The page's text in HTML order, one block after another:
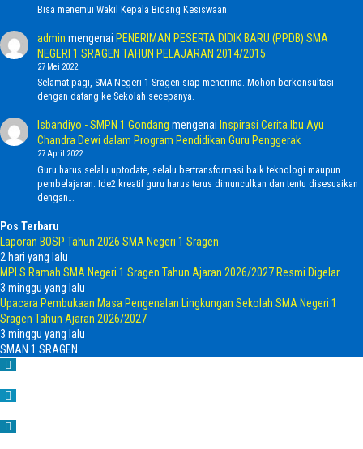
Bisa menemui Wakil Kepala Bidang Kesiswaan.
admin mengenai PENERIMAN PESERTA DIDIK BARU (PPDB) SMA
NEGERI 1 SRAGEN TAHUN PELAJARAN 2014/2015
27 Mei 2022
Selamat pagi, SMA Negeri 1 Sragen siap menerima. Mohon berkonsultasi
dengan datang ke Sekolah secepanya.
Isbandiyo - SMPN 1 Gondang mengenai Inspirasi Cerita Ibu Ayu
Chandra Dewi dalam Program Pendidikan Guru Penggerak
27 April 2022
Guru harus selalu uptodate, selalu bertransformasi baik teknologi maupun
pembelajaran. Ide2 kreatif guru harus terus dimunculkan dan tentu disesuaikan
dengan…
Pos Terbaru
Laporan BOSP Tahun 2026 SMA Negeri 1 Sragen
2 hari yang lalu
MPLS Ramah SMA Negeri 1 Sragen Tahun Ajaran 2026/2027 Resmi Digelar
3 minggu yang lalu
Upacara Pembukaan Masa Pengenalan Lingkungan Sekolah SMA Negeri 1
Sragen Tahun Ajaran 2026/2027
3 minggu yang lalu
SMAN 1 SRAGEN